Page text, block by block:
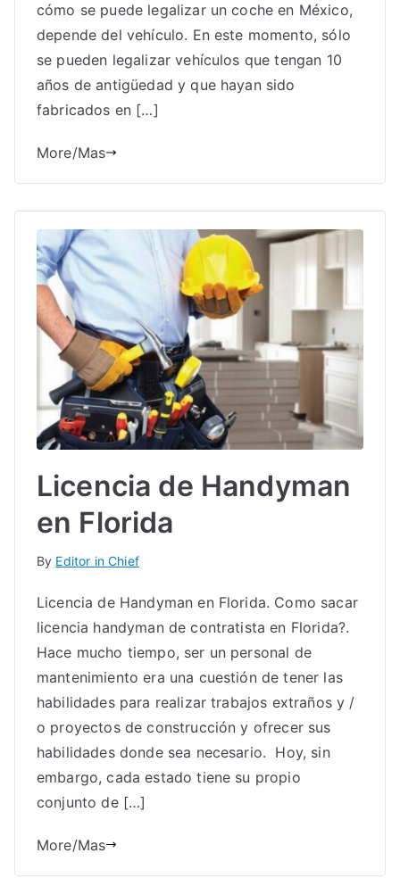
cómo se puede legalizar un coche en México,
depende del vehículo. En este momento, sólo
se pueden legalizar vehículos que tengan 10
años de antigüedad y que hayan sido
fabricados en […]
More/Mas
Licencia de Handyman
en Florida
By Editor in Chief
Licencia de Handyman en Florida. Como sacar
licencia handyman de contratista en Florida?.
Hace mucho tiempo, ser un personal de
mantenimiento era una cuestión de tener las
habilidades para realizar trabajos extraños y /
o proyectos de construcción y ofrecer sus
habilidades donde sea necesario. Hoy, sin
embargo, cada estado tiene su propio
conjunto de […]
More/Mas